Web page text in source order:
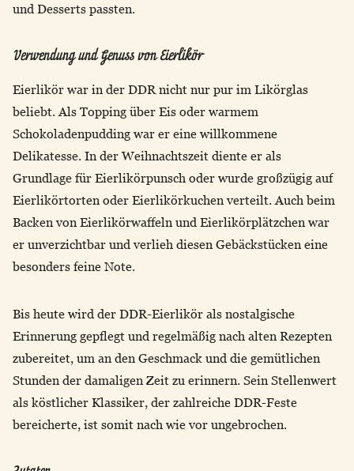
und Desserts passten.
Verwendung und Genuss von Eierlikör
Eierlikör war in der DDR nicht nur pur im Likörglas
beliebt. Als Topping über Eis oder warmem
Schokoladenpudding war er eine willkommene
Delikatesse. In der Weihnachtszeit diente er als
Grundlage für Eierlikörpunsch oder wurde großzügig auf
Eierlikörtorten oder Eierlikörkuchen verteilt. Auch beim
Backen von Eierlikörwaffeln und Eierlikörplätzchen war
er unverzichtbar und verlieh diesen Gebäckstücken eine
besonders feine Note.
Bis heute wird der DDR-Eierlikör als nostalgische
Erinnerung gepflegt und regelmäßig nach alten Rezepten
zubereitet, um an den Geschmack und die gemütlichen
Stunden der damaligen Zeit zu erinnern. Sein Stellenwert
als köstlicher Klassiker, der zahlreiche DDR-Feste
bereicherte, ist somit nach wie vor ungebrochen.